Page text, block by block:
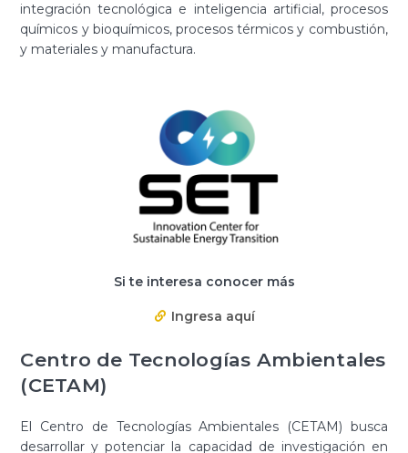
integración tecnológica e inteligencia artificial, procesos
químicos y bioquímicos, procesos térmicos y combustión,
y materiales y manufactura.
Si te interesa conocer más
Ingresa aquí
Centro de Tecnologías Ambientales
(CETAM)
El Centro de Tecnologías Ambientales (CETAM) busca
desarrollar y potenciar la capacidad de investigación en